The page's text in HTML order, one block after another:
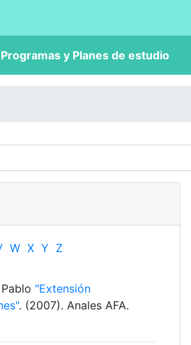
Programas y Planes de estudio
W X Y Z
"Extensión
. (2007). Anales AFA.